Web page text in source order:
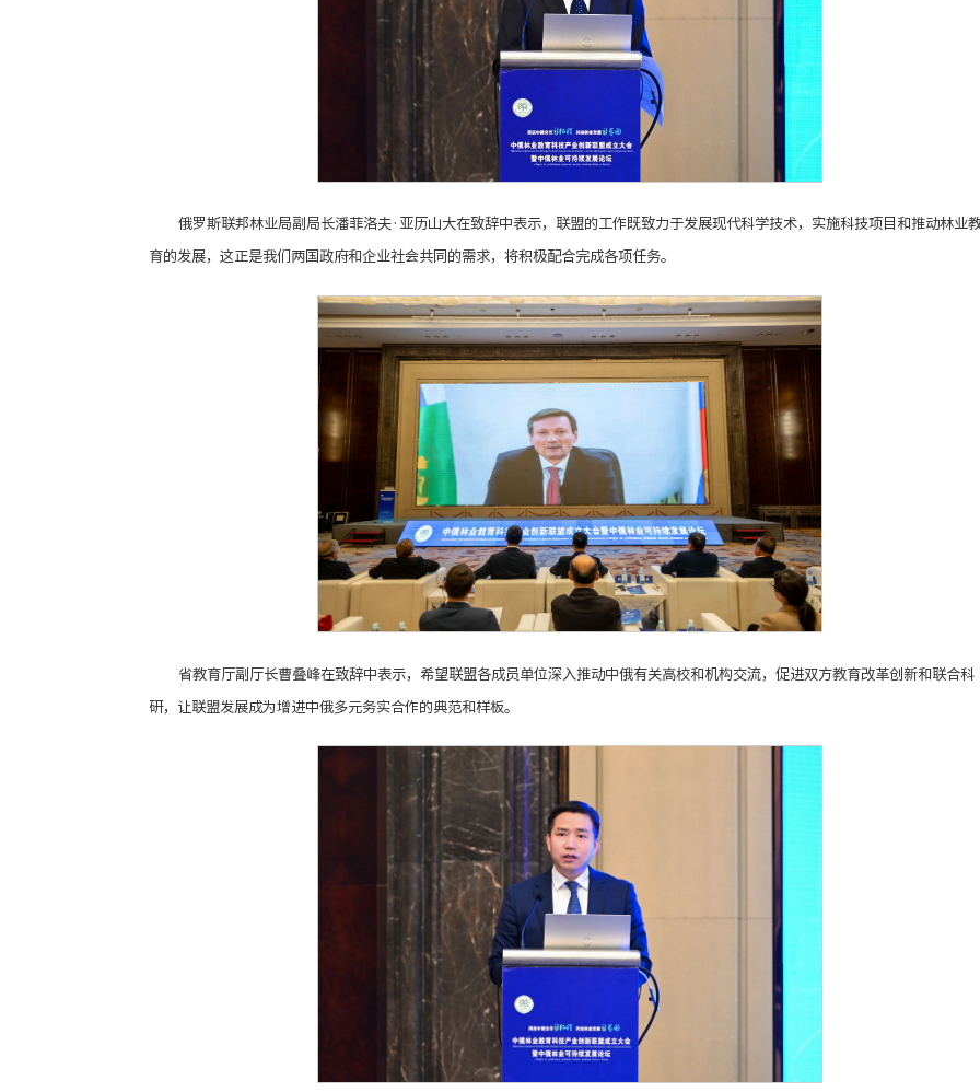
俄罗斯联邦林业局副局长潘菲洛夫·亚历山大在致辞中表示，联盟的工作既致力于发展现代科学技术，实施科技项目和推动林业
育的发展，这正是我们两国政府和企业社会共同的需求，将积极配合完成各项任务。
省教育厅副厅长曹叠峰在致辞中表示，希望联盟各成员单位深入推动中俄有关高校和机构交流，促进双方教育改革创新和联合科
研，让联盟发展成为增进中俄多元务实合作的典范和样板。